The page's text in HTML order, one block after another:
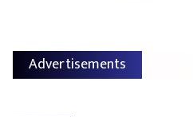
Advertisements